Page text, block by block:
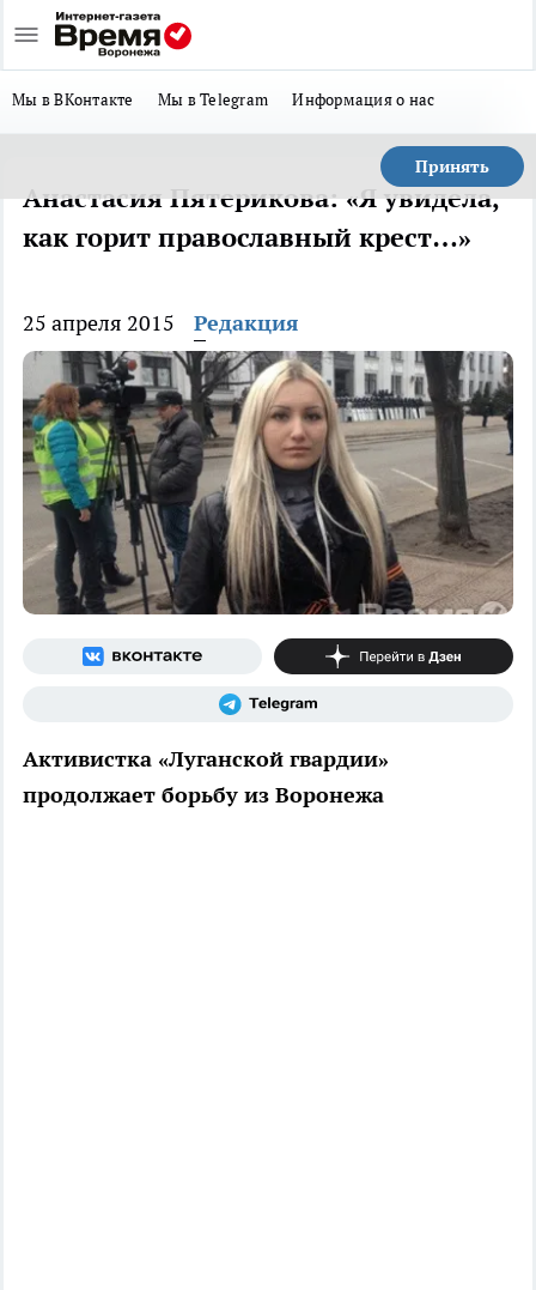
Мы в ВКонтакте Мы в Telegram Информация о нас
Принять
Анастасия Пятерикова: «Я увидела,
как горит православный крест…»
25 апреля 2015 Редакция
Активистка «Луганской гвардии»
продолжает борьбу из Воронежа